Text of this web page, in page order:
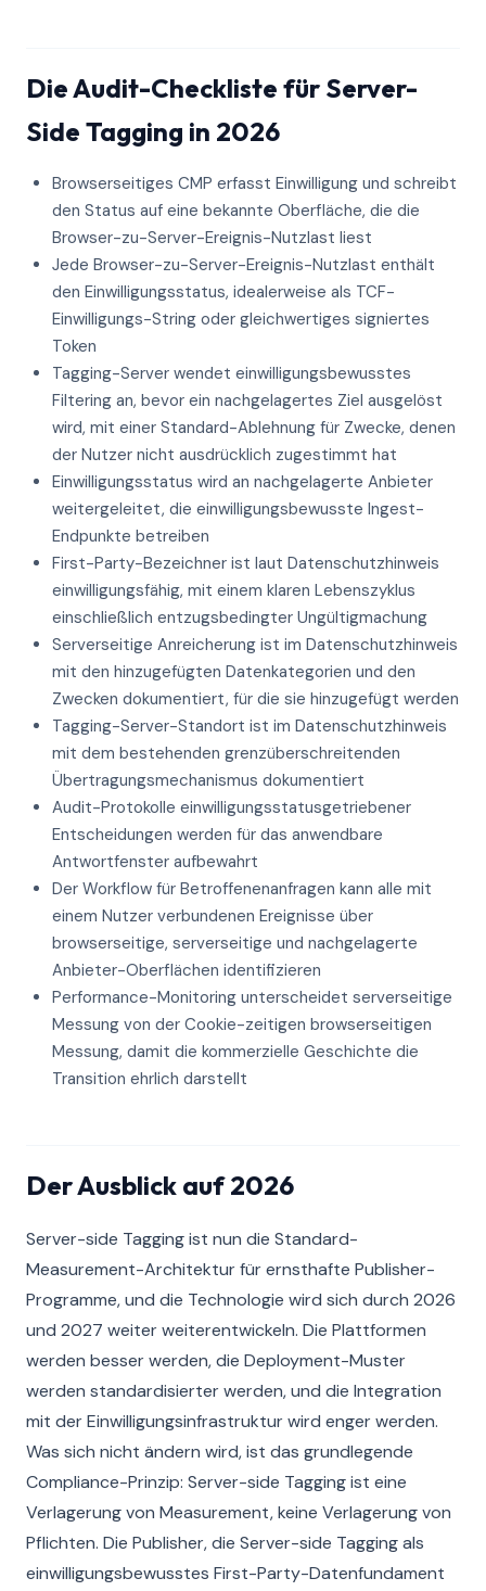
Die Audit-Checkliste für Server-
Side Tagging in 2026
Browserseitiges CMP erfasst Einwilligung und schreibt
den Status auf eine bekannte Oberfläche, die die
Browser-zu-Server-Ereignis-Nutzlast liest
Jede Browser-zu-Server-Ereignis-Nutzlast enthält
den Einwilligungsstatus, idealerweise als TCF-
Einwilligungs-String oder gleichwertiges signiertes
Token
Tagging-Server wendet einwilligungsbewusstes
Filtering an, bevor ein nachgelagertes Ziel ausgelöst
wird, mit einer Standard-Ablehnung für Zwecke, denen
der Nutzer nicht ausdrücklich zugestimmt hat
Einwilligungsstatus wird an nachgelagerte Anbieter
weitergeleitet, die einwilligungsbewusste Ingest-
Endpunkte betreiben
First-Party-Bezeichner ist laut Datenschutzhinweis
einwilligungsfähig, mit einem klaren Lebenszyklus
einschließlich entzugsbedingter Ungültigmachung
Serverseitige Anreicherung ist im Datenschutzhinweis
mit den hinzugefügten Datenkategorien und den
Zwecken dokumentiert, für die sie hinzugefügt werden
Tagging-Server-Standort ist im Datenschutzhinweis
mit dem bestehenden grenzüberschreitenden
Übertragungsmechanismus dokumentiert
Audit-Protokolle einwilligungsstatusgetriebener
Entscheidungen werden für das anwendbare
Antwortfenster aufbewahrt
Der Workflow für Betroffenenanfragen kann alle mit
einem Nutzer verbundenen Ereignisse über
browserseitige, serverseitige und nachgelagerte
Anbieter-Oberflächen identifizieren
Performance-Monitoring unterscheidet serverseitige
Messung von der Cookie-zeitigen browserseitigen
Messung, damit die kommerzielle Geschichte die
Transition ehrlich darstellt
Der Ausblick auf 2026
Server-side Tagging ist nun die Standard-
Measurement-Architektur für ernsthafte Publisher-
Programme, und die Technologie wird sich durch 2026
und 2027 weiter weiterentwickeln. Die Plattformen
werden besser werden, die Deployment-Muster
werden standardisierter werden, und die Integration
mit der Einwilligungsinfrastruktur wird enger werden.
Was sich nicht ändern wird, ist das grundlegende
Compliance-Prinzip: Server-side Tagging ist eine
Verlagerung von Measurement, keine Verlagerung von
Pflichten. Die Publisher, die Server-side Tagging als
einwilligungsbewusstes First-Party-Datenfundament